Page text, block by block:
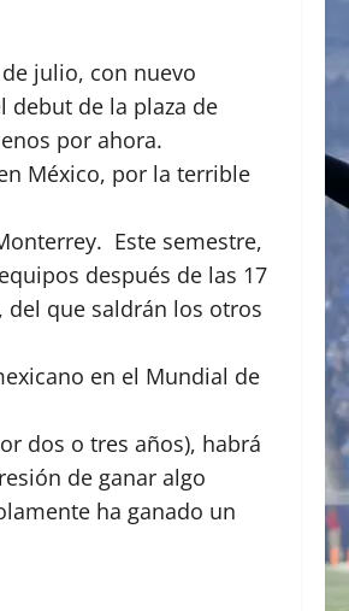
julio, con nuevo
debut de la plaza de
por ahora.
México, por la terrible
Este semestre,
después de las 17
del que saldrán los otros
en el Mundial de
dos o tres años), habrá
de ganar algo
ha ganado un